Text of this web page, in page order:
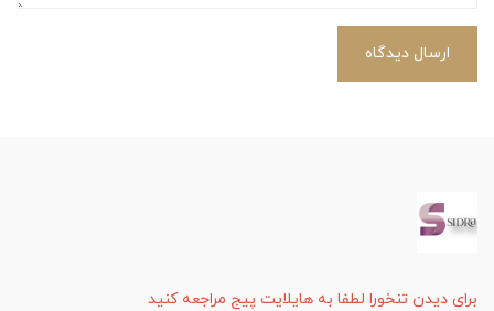
ارسال دیدگاه
برای دیدن تنخورا لطفا به هایلایت پیج مراجعه کنید